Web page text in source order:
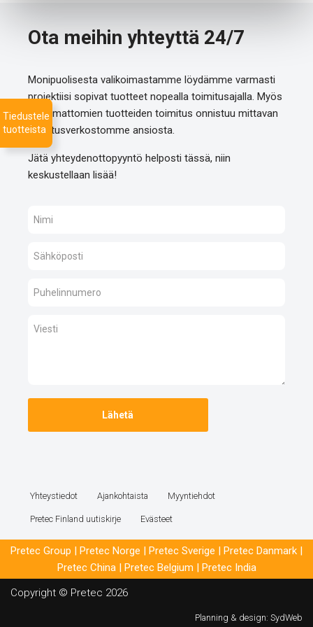
Ota meihin yhteyttä 24/7
Monipuolisesta valikoimastamme löydämme varmasti
projektiisi sopivat tuotteet nopealla toimitusajalla. Myös
listaamattomien tuotteiden toimitus onnistuu mittavan
toimitusverkostomme ansiosta.
Jätä yhteydenottopyyntö helposti tässä, niin
keskustellaan lisää!
Tiedustele
tuotteista
Yhteystiedot Ajankohtaista Myyntiehdot
Pretec Finland uutiskirje Evästeet
Pretec Group | Pretec Norge | Pretec Sverige | Pretec Danmark |
Pretec China| Pretec Belgium | Pretec India
Copyright © Pretec 2026
Planning & design: SydWeb